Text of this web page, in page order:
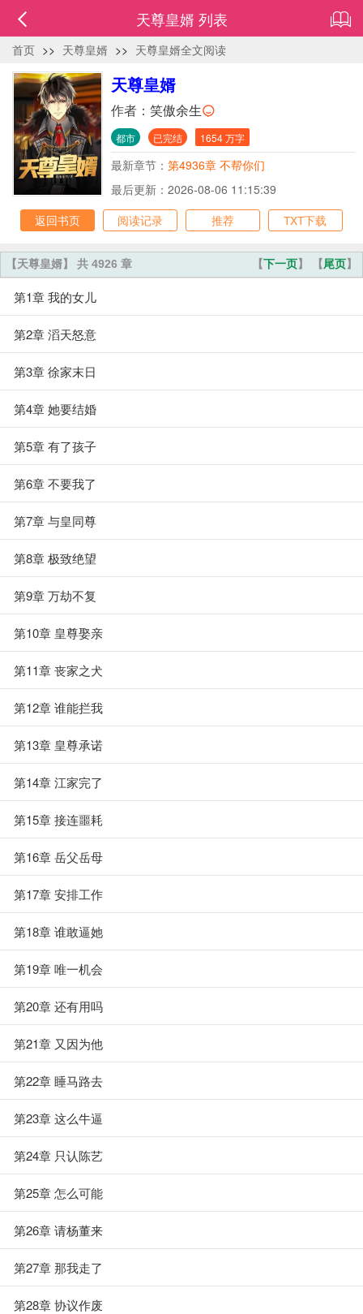
天尊皇婿 列表
首页 >> 天尊皇婿 >> 天尊皇婿全文阅读
天尊皇婿
作者： 笑傲余生
都市 已完结 1654 万字
最新章节： 第4936章 不帮你们
最后更新：2026-08-06 11:15:39
返回书页
阅读记录 推荐 TXT下载
【下一页】 【尾页】
【天尊皇婿】 共 4926 章
第1章 我的女儿
第2章 滔天怒意
第3章 徐家末日
第4章 她要结婚
第5章 有了孩子
第6章 不要我了
第7章 与皇同尊
第8章 极致绝望
第9章 万劫不复
第10章 皇尊娶亲
第11章 丧家之犬
第12章 谁能拦我
第13章 皇尊承诺
第14章 江家完了
第15章 接连噩耗
第16章 岳父岳母
第17章 安排工作
第18章 谁敢逼她
第19章 唯一机会
第20章 还有用吗
第21章 又因为他
第22章 睡马路去
第23章 这么牛逼
第24章 只认陈艺
第25章 怎么可能
第26章 请杨董来
第27章 那我走了
第28章 协议作废